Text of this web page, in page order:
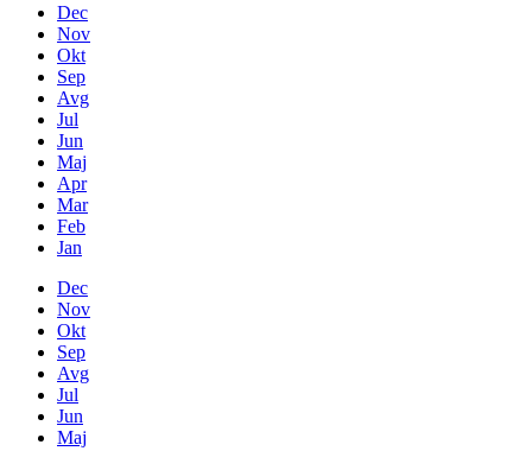
Dec
Nov
Okt
Sep
Avg
Jul
Jun
Maj
Apr
Mar
Feb
Jan
Dec
Nov
Okt
Sep
Avg
Jul
Jun
Maj